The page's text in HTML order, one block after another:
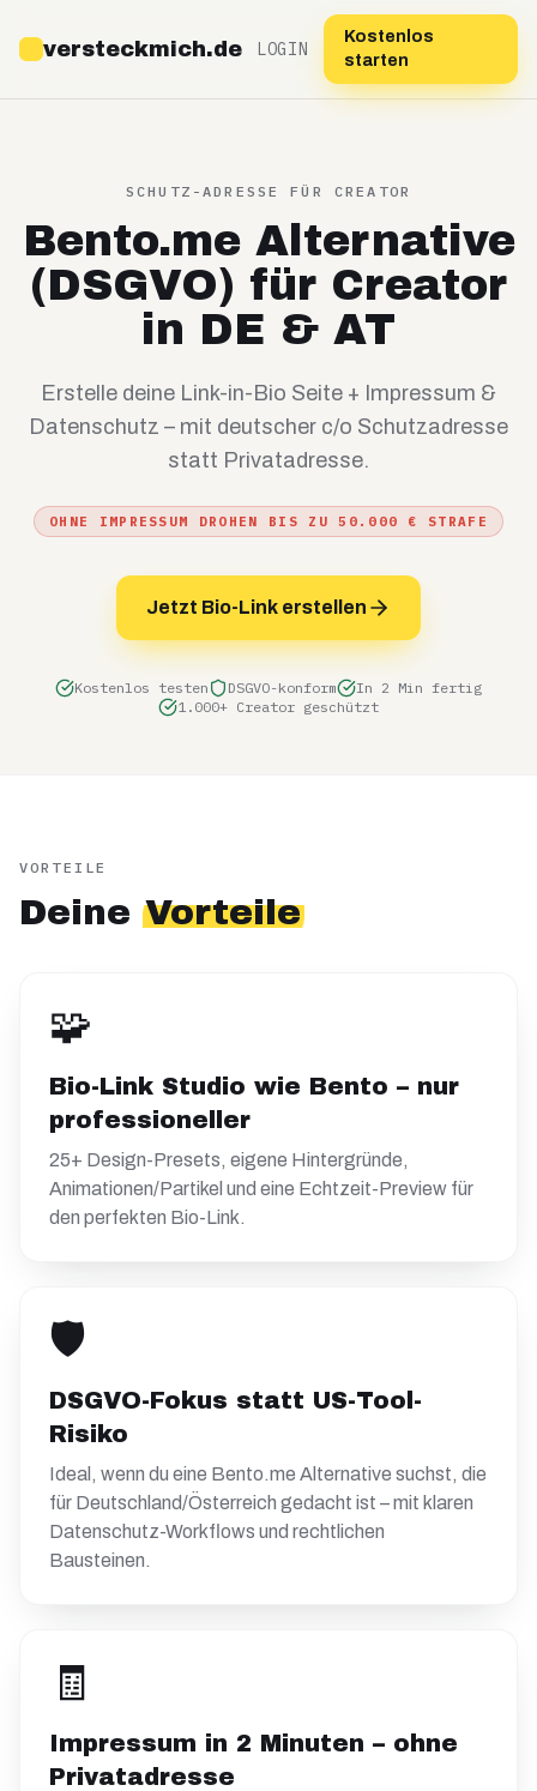
versteckmich.de LOGIN
Kostenlos
starten
SCHUTZ-ADRESSE FÜR CREATOR
Bento.me Alternative
(DSGVO) für Creator
in DE & AT
Erstelle deine Link-in-Bio Seite + Impressum &
Datenschutz – mit deutscher c/o Schutzadresse
statt Privatadresse.
OHNE IMPRESSUM DROHEN BIS ZU 50.000 € STRAFE
Jetzt Bio-Link erstellen
Kostenlos testen DSGVO-konform
In 2 Min fertig
1.000+ Creator geschützt
VORTEILE
Deine Vorteile
🧩
Bio-Link Studio wie Bento – nur
professioneller
25+ Design-Presets, eigene Hintergründe,
Animationen/Partikel und eine Echtzeit-Preview für
den perfekten Bio-Link.
🛡️
DSGVO-Fokus statt US-Tool-
Risiko
Ideal, wenn du eine Bento.me Alternative suchst, die
für Deutschland/Österreich gedacht ist – mit klaren
Datenschutz-Workflows und rechtlichen
Bausteinen.
🧾
Impressum in 2 Minuten – ohne
Privatadresse